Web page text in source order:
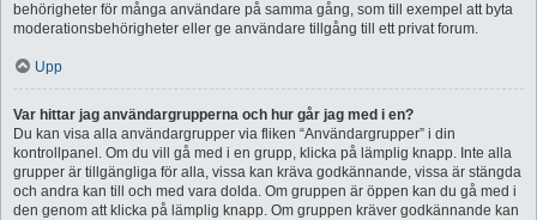
behörigheter för många användare på samma gång, som till exempel att byta
moderationsbehörigheter eller ge användare tillgång till ett privat forum.
Upp
Var hittar jag användargrupperna och hur går jag med i en?
Du kan visa alla användargrupper via fliken “Användargrupper” i din
kontrollpanel. Om du vill gå med i en grupp, klicka på lämplig knapp. Inte alla
grupper är tillgängliga för alla, vissa kan kräva godkännande, vissa är stängda
och andra kan till och med vara dolda. Om gruppen är öppen kan du gå med i
den genom att klicka på lämplig knapp. Om gruppen kräver godkännande kan